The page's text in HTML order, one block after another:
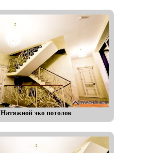
Натяжной эко потолок